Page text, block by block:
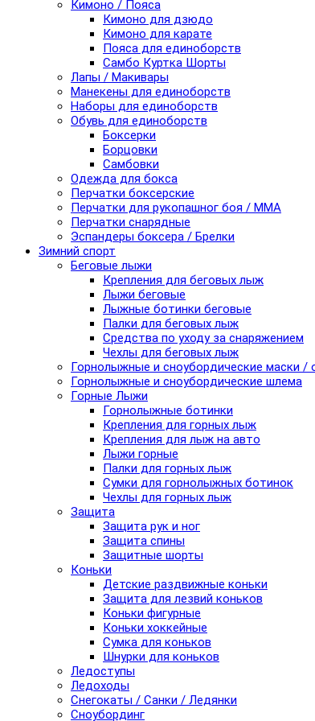
Кимоно / Пояса
Кимоно для дзюдо
Кимоно для карате
Пояса для единоборств
Самбо Куртка Шорты
Лапы / Макивары
Манекены для единоборств
Наборы для единоборств
Обувь для единоборств
Боксерки
Борцовки
Самбовки
Одежда для бокса
Перчатки боксерские
Перчатки для рукопашног боя / ММА
Перчатки снарядные
Эспандеры боксера / Брелки
Зимний спорт
Беговые лыжи
Крепления для беговых лыж
Лыжи беговые
Лыжные ботинки беговые
Палки для беговых лыж
Средства по уходу за снаряжением
Чехлы для беговых лыж
Горнолыжные и сноубордические маски /
Горнолыжные и сноубордические шлема
Горные Лыжи
Горнолыжные ботинки
Крепления для горных лыж
Крепления для лыж на авто
Лыжи горные
Палки для горных лыж
Сумки для горнолыжных ботинок
Чехлы для горных лыж
Защита
Защита рук и ног
Защита спины
Защитные шорты
Коньки
Детские раздвижные коньки
Защита для лезвий коньков
Коньки фигурные
Коньки хоккейные
Сумка для коньков
Шнурки для коньков
Ледоступы
Ледоходы
Снегокаты / Санки / Ледянки
Сноубординг